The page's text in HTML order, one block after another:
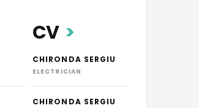
CV
CHIRONDA SERGIU
ELECTRICIAN
CHIRONDA SERGIU